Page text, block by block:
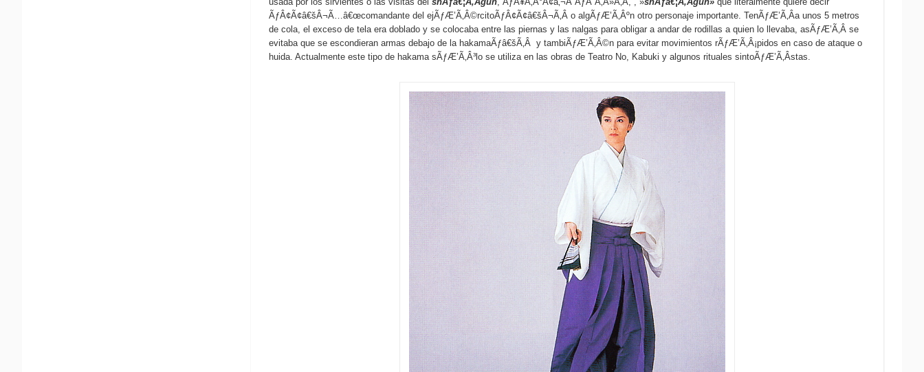
ÃƒÂ¢Ã¢â€šÂ¬Ã…â€œcomandante del ejÃƒÆ’Ã‚Â©rcitoÃƒÂ¢Ã¢â€šÂ¬Ã‚Â o algÃƒÆ’Ã‚Âºn otro personaje importante. TenÃƒÆ’Ã‚Â­a unos 5 metros
de cola, el exceso de tela era doblado y se colocaba entre las piernas y las nalgas para obligar a andar de rodillas a quien lo llevaba, asÃƒÆ’Ã‚Â­ se
evitaba que se escondieran armas debajo de la hakamaÃƒâ€šÃ‚Â y tambiÃƒÆ’Ã‚Â©n para evitar movimientos rÃƒÆ’Ã‚Â¡pidos en caso de ataque o
huida. Actualmente este tipo de hakama sÃƒÆ’Ã‚Â³lo se utiliza en las obras de Teatro No, Kabuki y algunos rituales sintoÃƒÆ’Ã‚Â­stas.